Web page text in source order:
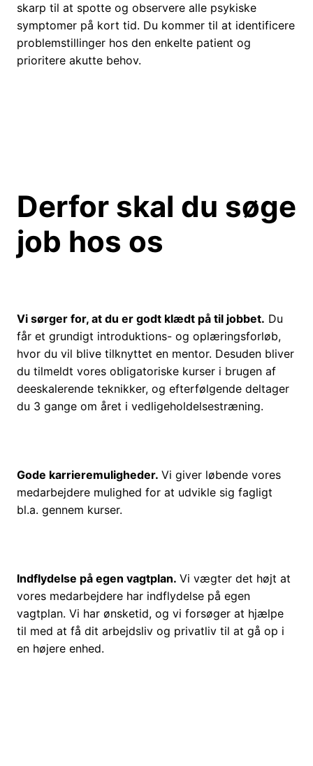
skarp til at spotte og observere alle psykiske
symptomer på kort tid. Du kommer til at identificere
problemstillinger hos den enkelte patient og
prioritere akutte behov.
Derfor skal du søge
job hos os
Vi sørger for, at du er godt klædt på til jobbet. Du
får et grundigt introduktions- og oplæringsforløb,
hvor du vil blive tilknyttet en mentor. Desuden bliver
du tilmeldt vores obligatoriske kurser i brugen af
deeskalerende teknikker, og efterfølgende deltager
du 3 gange om året i vedligeholdelsestræning.
Gode karrieremuligheder. Vi giver løbende vores
medarbejdere mulighed for at udvikle sig fagligt
bl.a. gennem kurser.
Indflydelse på egen vagtplan. Vi vægter det højt at
vores medarbejdere har indflydelse på egen
vagtplan. Vi har ønsketid, og vi forsøger at hjælpe
til med at få dit arbejdsliv og privatliv til at gå op i
en højere enhed.